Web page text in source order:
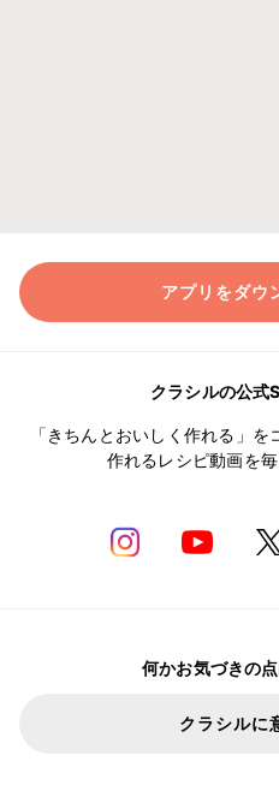
アプリをダウ
クラシルの公式
「きちんとおいしく作れる」
作れるレシピ動画を
何かお気づきの
クラシルに